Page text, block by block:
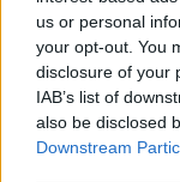
us or personal
your opt-out. You
disclosure of your
IAB’s list of
also be disclosed
Downstream
oddalonymi
podziemne:
spotkanie
wszelką cenę
doktrynami i
może się